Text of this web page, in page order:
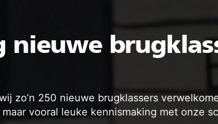
nieuwe
zo’n 250 nieuwe brugklassers
vooral leuke kennismaking met onze